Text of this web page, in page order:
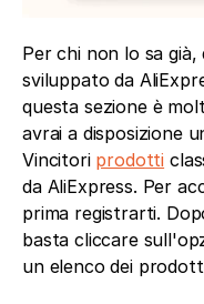
Per chi non lo sa
sviluppato da
questa sezione è
avrai a disposizione
Vincitori prodotti
da AliExpress. Per
prima registrarti.
basta cliccare
un elenco dei